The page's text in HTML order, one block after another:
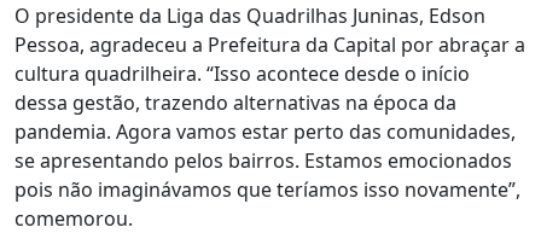
O presidente da Liga das Quadrilhas Juninas, Edson
Pessoa, agradeceu a Prefeitura da Capital por abraçar a
cultura quadrilheira. “Isso acontece desde o início
dessa gestão, trazendo alternativas na época da
pandemia. Agora vamos estar perto das comunidades,
se apresentando pelos bairros. Estamos emocionados
pois não imaginávamos que teríamos isso novamente”,
comemorou.